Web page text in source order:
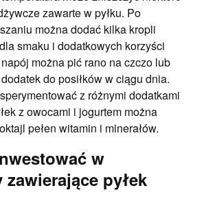
zawarte w pyłku. Po
można dodać kilka kropli
smaku i dodatkowych korzyści
można pić rano na czczo lub
do posiłków w ciągu dnia.
z różnymi dodatkami
z owocami i jogurtem można
pełen witamin i minerałów.
w
pyłek